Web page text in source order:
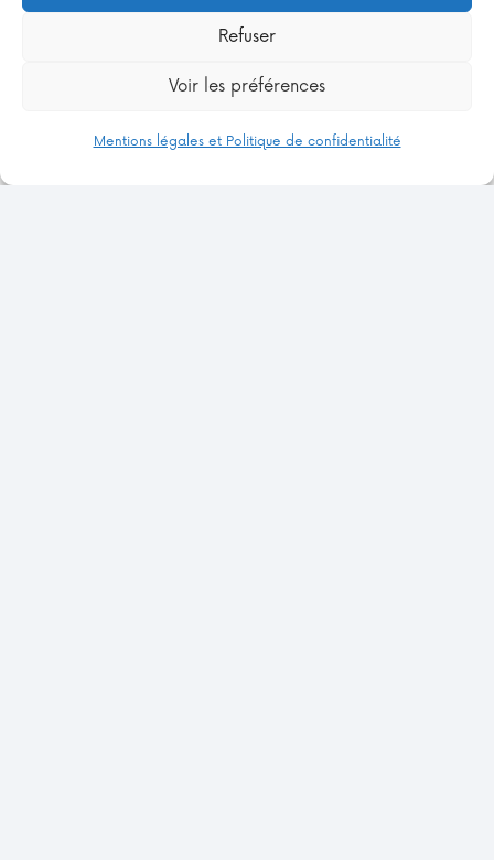
Refuser
Voir les préférences
Mentions légales et Politique de confidentialité
accompagnement des personnes âgées… Le
pays encourage une qualité de vie élevée,
avec une priorité donnée au maintien à